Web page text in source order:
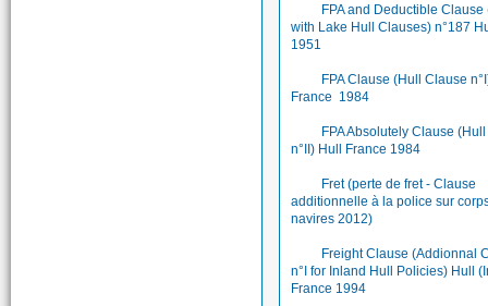
FPA and Deductible Clause
with Lake Hull Clauses) n°187
1951
FPA Clause (Hull Clause
France 1984
FPA Absolutely Clause
n°II) Hull France 1984
Fret (perte de fret - Clause
additionnelle à la police sur
navires 2012)
Freight Clause (Addionnal
n°I for Inland Hull Policies) Hull
France 1994